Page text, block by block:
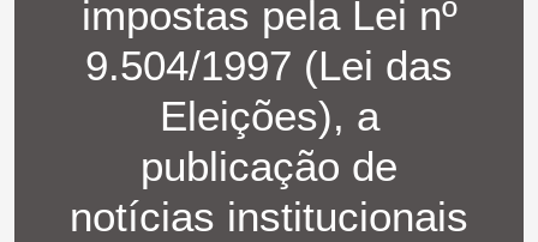
impostas pela Lei nº
9.504/1997 (Lei das
Eleições), a
publicação de
notícias institucionais